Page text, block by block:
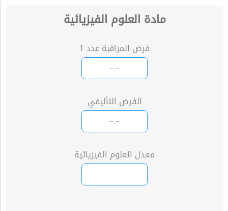
مادة العلوم الفيزيائية
فرض المراقبة عدد 1
الفرض التأليفي
معدل العلوم الفيزيائية